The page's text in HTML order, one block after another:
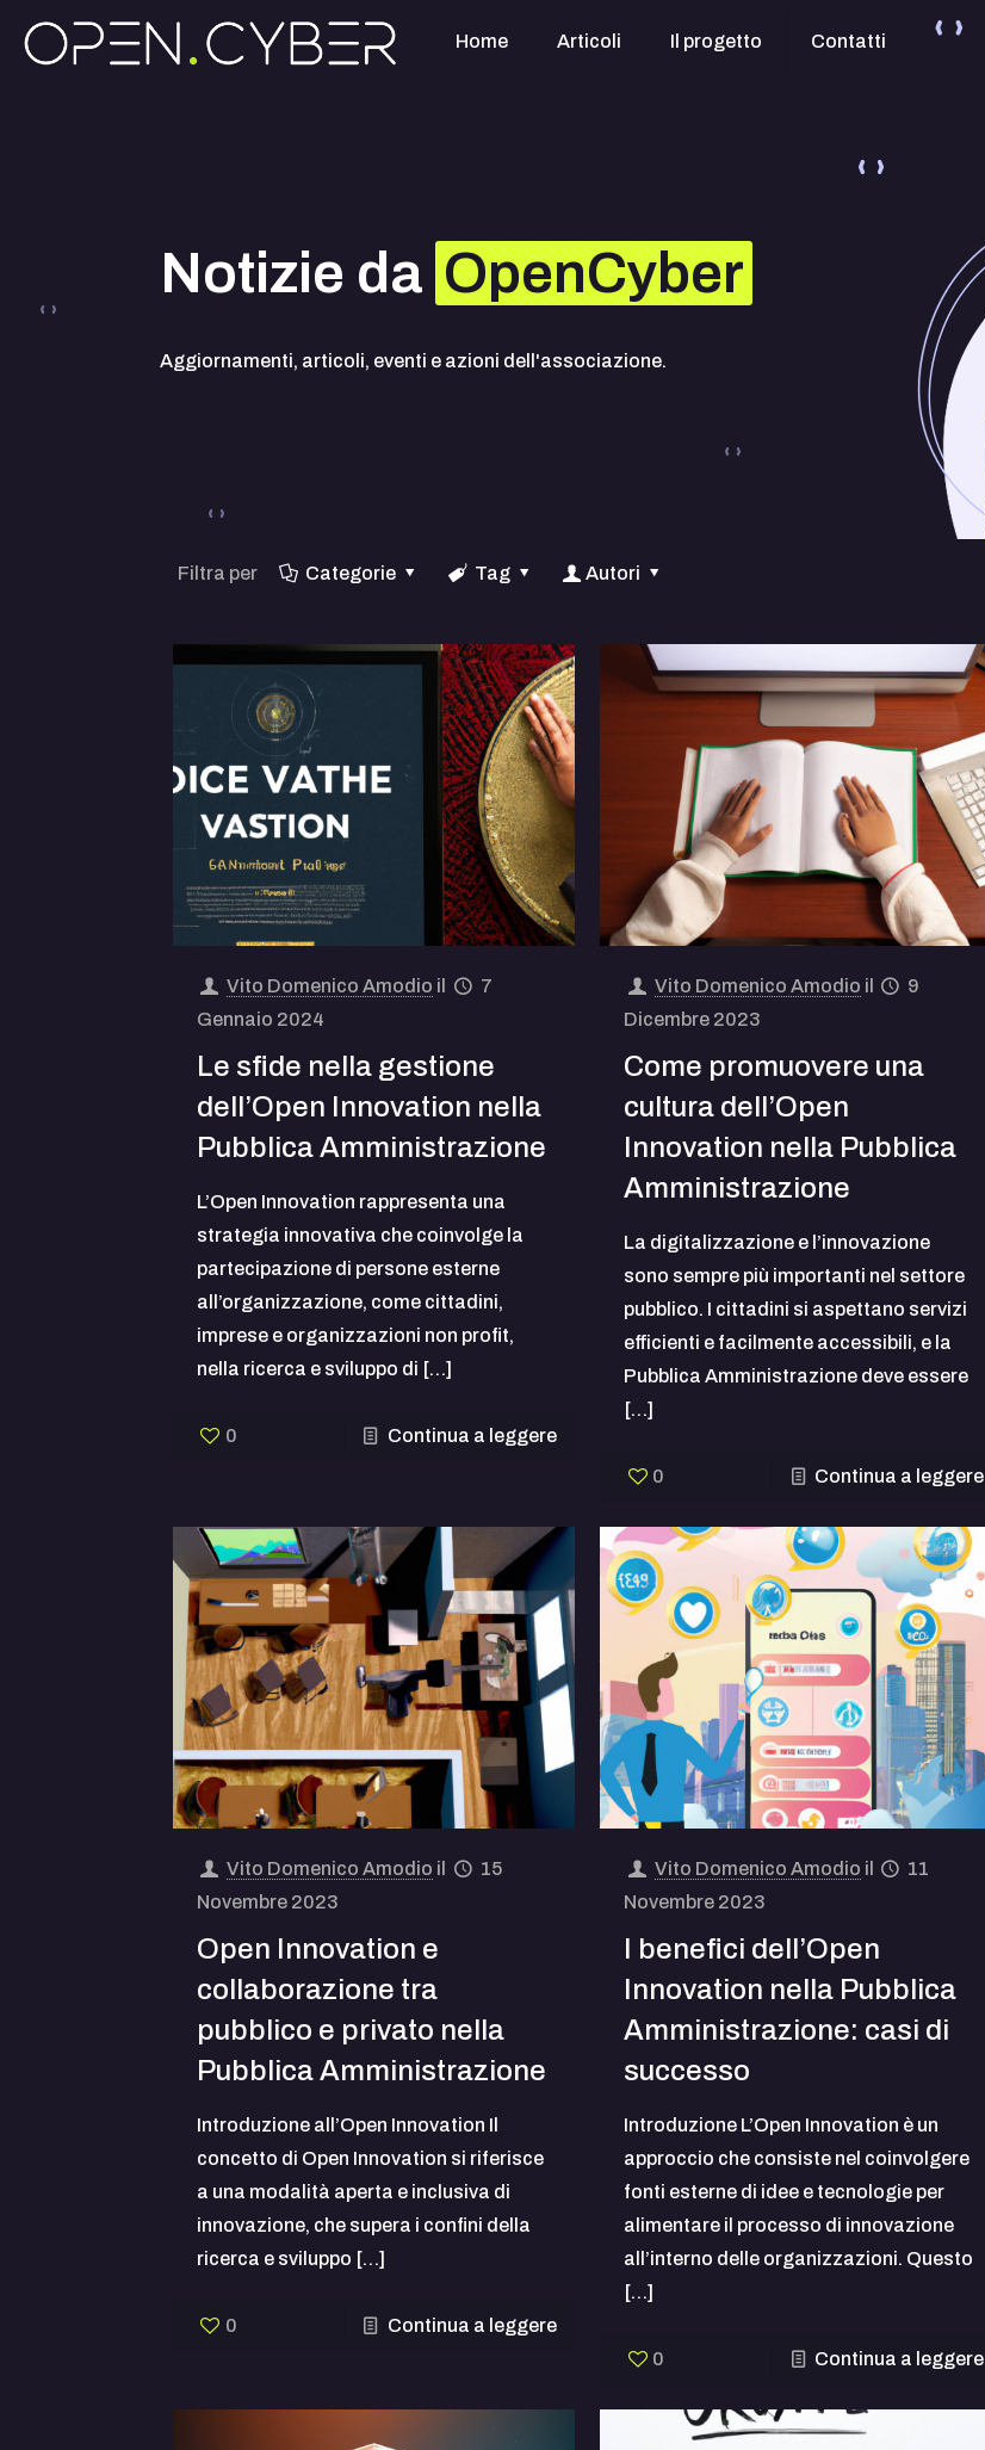
Home Articoli Il progetto Contatti
Notizie da OpenCyber
Aggiornamenti, articoli, eventi e azioni dell'associazione.
Filtra per Categorie Tag Autori
Vito Domenico Amodio il
7
Gennaio 2024
Le sfide nella gestione
dell’Open Innovation nella
Pubblica Amministrazione
L’Open Innovation rappresenta una
strategia innovativa che coinvolge la
partecipazione di persone esterne
all’organizzazione, come cittadini,
imprese e organizzazioni non profit,
nella ricerca e sviluppo di […]
0 Continua a leggere
Vito Domenico Amodio il
9
Dicembre 2023
Come promuovere una
cultura dell’Open
Innovation nella Pubblica
Amministrazione
La digitalizzazione e l’innovazione
sono sempre più importanti nel settore
pubblico. I cittadini si aspettano servizi
efficienti e facilmente accessibili, e la
Pubblica Amministrazione deve essere
[…]
0 Continua a leggere
Vito Domenico Amodio il
15
Novembre 2023
Open Innovation e
collaborazione tra
pubblico e privato nella
Pubblica Amministrazione
Introduzione all’Open Innovation Il
concetto di Open Innovation si riferisce
a una modalità aperta e inclusiva di
innovazione, che supera i confini della
ricerca e sviluppo […]
0 Continua a leggere
Vito Domenico Amodio il
11
Novembre 2023
I benefici dell’Open
Innovation nella Pubblica
Amministrazione: casi di
successo
Introduzione L’Open Innovation è un
approccio che consiste nel coinvolgere
fonti esterne di idee e tecnologie per
alimentare il processo di innovazione
all’interno delle organizzazioni. Questo
[…]
0 Continua a leggere